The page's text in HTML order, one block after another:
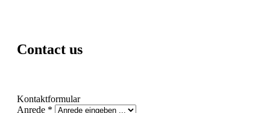
Contact us
Kontaktformular
Anrede *